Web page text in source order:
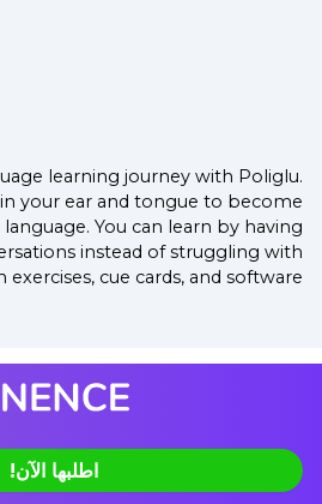
learning journey with Poliglu.
your ear and tongue to become
You can learn by having
instead of struggling with
cue cards, and software.
اطلبها الآن!